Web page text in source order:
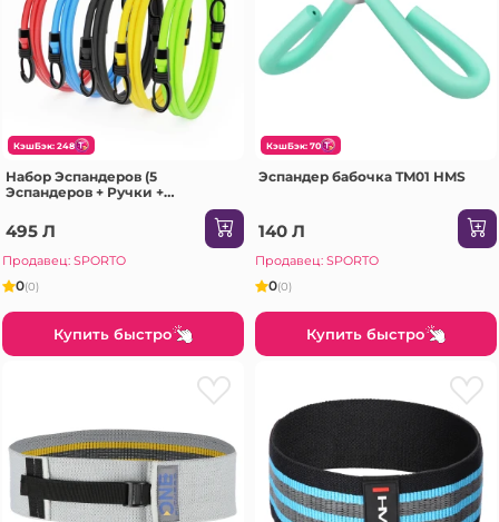
КэшБэк: 248
Набор Эспандеров (5
Эспандеров + Ручки +
Ремешки +Чехол) TX30 HMS
495 Л
Продавец: SPORTO
0(0)
Купить быстро
КэшБэк: 70
Эспандер бабочка TM01 HMS
140 Л
Продавец: SPORTO
0(0)
Купить быстро